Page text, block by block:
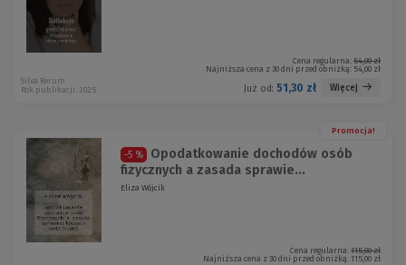
Cena regularna: 54,00 zł
Najniższa cena z 30 dni przed obniżką: 54,00 zł
Już od: 51,30 zł Więcej
Silva Rerum
Rok publikacji: 2025
Promocja!
-5 %
Opodatkowanie dochodów osób
fizycznych a zasada sprawie...
Eliza Wójcik
Cena regularna: 115,00 zł
Najniższa cena z 30 dni przed obniżką: 115,00 zł